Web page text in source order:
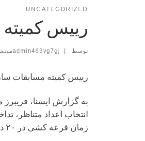
UNCATEGORIZED
رییس
توسط admin463vg7gj
رییس کمیته مسابقات
به گزارش ایسنا،
انتخاب اعداد متناظر،
زمان قرعه کشی در ۲۰ دقیقه انجام‌ شد که این حاصل تلاش همکارانمان در سازمان لیگ بود.